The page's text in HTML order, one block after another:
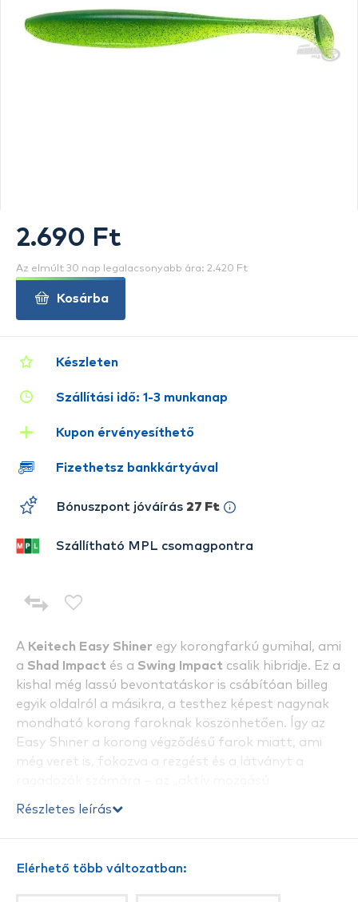
A Keitech Easy Shiner egy korongfarkú gumihal, ami
a Shad Impact és a Swing Impact csalik hibridje. Ez a
kishal még lassú bevontatáskor is csábítóan billeg
egyik oldalról a másikra, a testhez képest nagynak
mondható korong faroknak köszönhetően. Így az
Easy Shiner a korong végződésű farok miatt, ami
még veret is, fokozva a rezgést és a látványt a
amik lehetővé teszik az akadós és növénnyel benőtt
Részletes leírás
Elérhető több változatban:
Készleten
Szállítási idő: 1-3 munkanap
Kupon érvényesíthető
Fizethetsz bankkártyával
Bónuszpont jóváírás 27 Ft
Szállítható MPL csomagpontra
2.690 Ft
Az elmúlt 30 nap legalacsonyabb ára: 2.420 Ft
Kosárba